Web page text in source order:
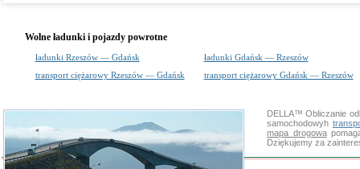
Wolne ładunki i pojazdy powrotne
ładunki Rzeszów — Gdańsk
ładunki Gdańsk — Rzeszów
transport ciężarowy Rzeszów — Gdańsk
transport ciężarowy Gdańsk — Rzeszów
DELLA™Obliczanie
samochodowyh
mapa drogowa
Dziękujemy za